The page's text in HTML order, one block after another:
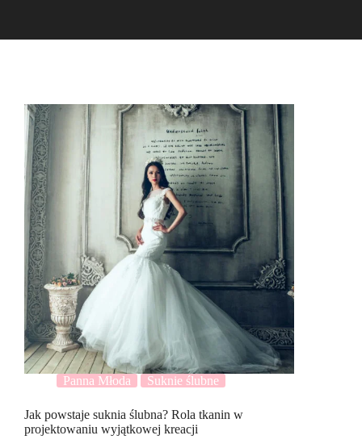
Panna Młoda Suknie ślubne
Jak powstaje suknia ślubna? Rola tkanin w
projektowaniu wyjątkowej kreacji